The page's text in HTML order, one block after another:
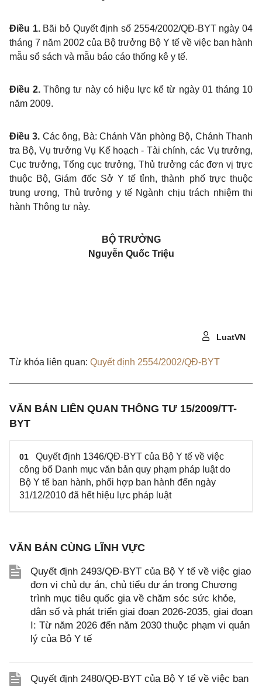
Điều 1.Bãi bỏ Quyết định số 2554/2002/QĐ-BYT ngày 04
tháng 7 năm 2002 của Bộ trưởng Bộ Y tế về việc ban hành
mẫu sổ sách và mẫu báo cáo thống kê y tế.
Điều 2. Thông tư này có hiệu lực kể từ ngày 01 tháng 10
năm 2009.
Điều 3. Các ông, Bà: Chánh Văn phòng Bộ, Chánh Thanh
tra Bộ, Vụ trưởng Vụ Kế hoạch - Tài chính, các Vụ trưởng,
Cục trưởng, Tổng cục trưởng, Thủ trưởng các đơn vị trực
thuộc Bộ, Giám đốc Sở Y tế tỉnh, thành phố trực thuộc
trung ương, Thủ trưởng y tế Ngành chịu trách nhiệm thi
hành Thông tư này.
BỘ TRƯỞNG
Nguyễn Quốc Triệu
LuatVN
Từ khóa liên quan: Quyết định 2554/2002/QĐ-BYT
VĂN BẢN LIÊN QUAN THÔNG TƯ 15/2009/TT-
BYT
01
Quyết định 1346/QĐ-BYT của Bộ Y tế về việc
công bố Danh mục văn bản quy phạm pháp luật do
Bộ Y tế ban hành, phối hợp ban hành đến ngày
31/12/2010 đã hết hiệu lực pháp luật
VĂN BẢN CÙNG LĨNH VỰC
Quyết định 2493/QĐ-BYT của Bộ Y tế về việc giao
đơn vị chủ dự án, chủ tiểu dự án trong Chương
trình mục tiêu quốc gia về chăm sóc sức khỏe,
dân số và phát triển giai đoạn 2026-2035, giai đoạn
I: Từ năm 2026 đến năm 2030 thuộc phạm vi quản
lý của Bộ Y tế
Quyết định 2480/QĐ-BYT của Bộ Y tế về việc ban